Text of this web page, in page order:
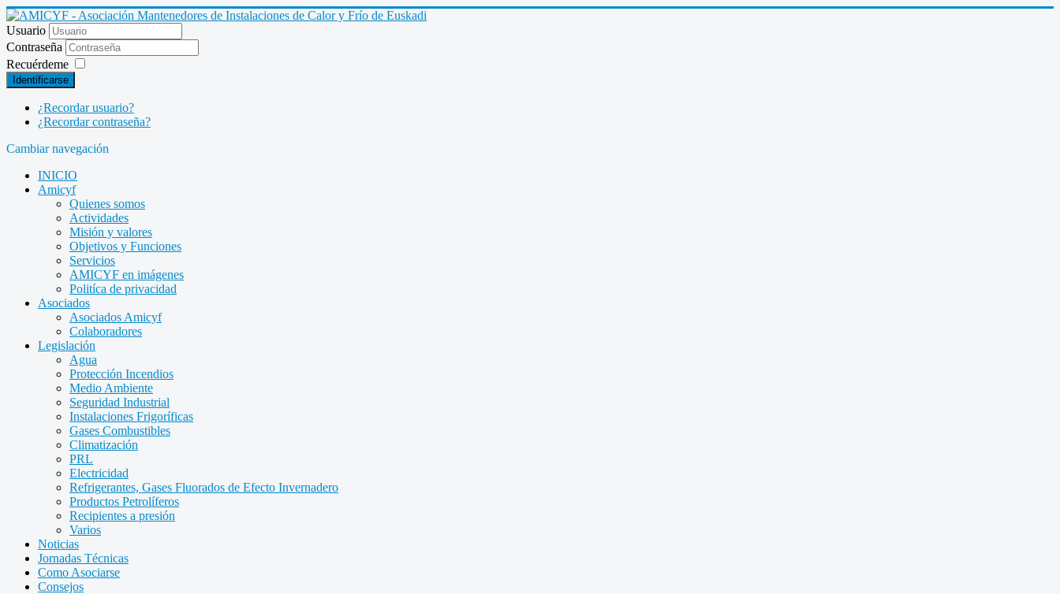
Usuario
Contraseña
Recuérdeme
Identificarse
¿Recordar usuario?
¿Recordar contraseña?
Cambiar navegación
INICIO
Amicyf
Quienes somos
Actividades
Misión y valores
Objetivos y Funciones
Servicios
AMICYF en imágenes
Politíca de privacidad
Asociados
Asociados Amicyf
Colaboradores
Legislación
Agua
Protección Incendios
Medio Ambiente
Seguridad Industrial
Instalaciones Frigoríficas
Gases Combustibles
Climatización
PRL
Electricidad
Refrigerantes, Gases Fluorados de Efecto Invernadero
Productos Petrolíferos
Recipientes a presión
Varios
Noticias
Jornadas Técnicas
Como Asociarse
Consejos